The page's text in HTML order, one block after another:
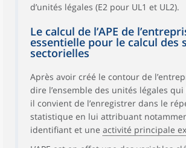
d’unités légales (E2 pour UL1 et UL2).
Le calcul de l’APE de
essentielle pour le calcul des
sectorielles
Après avoir créé le contour de
dire l’ensemble des unités légales
il convient de l’enregistrer dans le
statistique en lui attribuant
identifiant et une activité principale